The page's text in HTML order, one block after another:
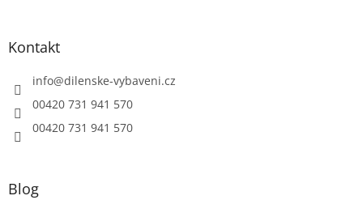
Kontakt
info@dilenske-vybaveni.cz
00420 731 941 570
00420 731 941 570
Blog